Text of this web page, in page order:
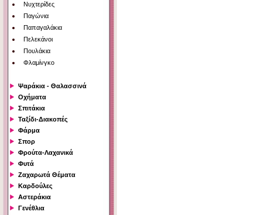
Νυχτερίδες
Παγώνια
Παπαγαλάκια
Πελεκάνοι
Πουλάκια
Φλαμίνγκο
Ψαράκια - Θαλασσινά
Οχήματα
Σπιτάκια
Ταξίδι-Διακοπές
Φάρμα
Σπορ
Φρούτα-Λαχανικά
Φυτά
Ζαχαρωτά Θέματα
Καρδούλες
Αστεράκια
Γενέθλια